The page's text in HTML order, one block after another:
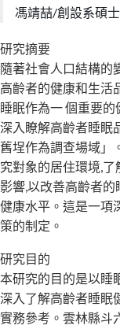
馮靖喆/創設系碩
研究摘要
隨著社會人口結構的
高齡者的健康和生活
睡眠作為一 個重要
深入瞭解高齡者睡眠
舊埕作為調查場域」
究對象的居住環境,
影響,以改善高齡者
健康水平。這是一項
策的制定。
研究目的
本研究的目的是以睡
深入了解高齡者睡眠
實務參考。雲林縣斗